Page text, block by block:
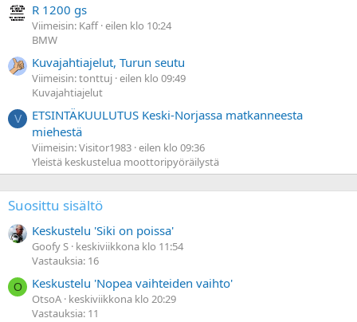
R 1200 gs
Viimeisin: Kaff eilen klo 10:24
BMW
Kuvajahtiajelut, Turun seutu
Viimeisin: tonttuj eilen klo 09:49
Kuvajahtiajelut
V
ETSINTÄKUULUTUS Keski-Norjassa matkanneesta
miehestä
Viimeisin: Visitor1983 eilen klo 09:36
Yleistä keskustelua moottoripyöräilystä
Suosittu sisältö
Keskustelu 'Siki on poissa'
Goofy S keskiviikkona klo 11:54
Vastauksia: 16
O Keskustelu 'Nopea vaihteiden vaihto'
OtsoA keskiviikkona klo 20:29
Vastauksia: 11